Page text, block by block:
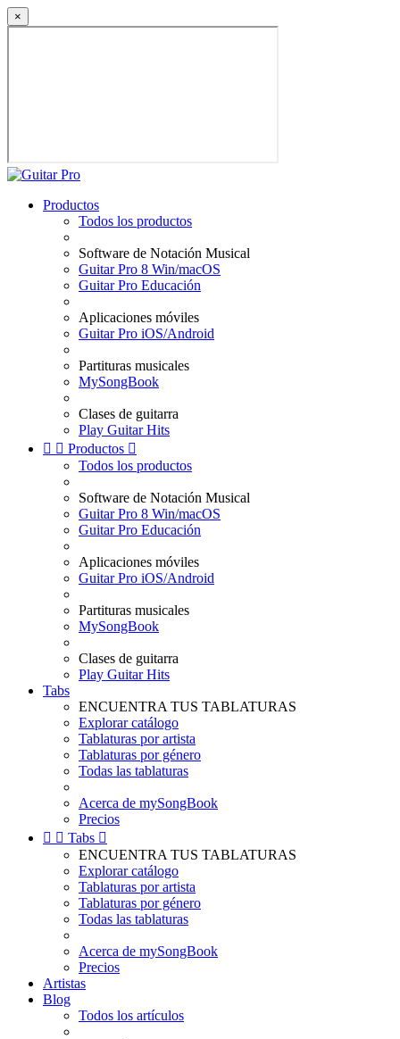
×
Productos
Todos los productos
Software de Notación Musical
Guitar Pro 8 Win/macOS
Guitar Pro Educación
Aplicaciones móviles
Guitar Pro iOS/Android
Partituras musicales
MySongBook
Clases de guitarra
Play Guitar Hits
  Productos 
Todos los productos
Software de Notación Musical
Guitar Pro 8 Win/macOS
Guitar Pro Educación
Aplicaciones móviles
Guitar Pro iOS/Android
Partituras musicales
MySongBook
Clases de guitarra
Play Guitar Hits
Tabs
ENCUENTRA TUS TABLATURAS
Explorar catálogo
Tablaturas por artista
Tablaturas por género
Todas las tablaturas
Acerca de mySongBook
Precios
  Tabs 
ENCUENTRA TUS TABLATURAS
Explorar catálogo
Tablaturas por artista
Tablaturas por género
Todas las tablaturas
Acerca de mySongBook
Precios
Artistas
Blog
Todos los artículos